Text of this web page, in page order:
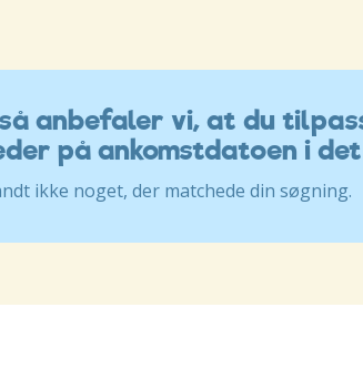
anbefaler vi, at du
på ankomstdatoen i
ikke noget, der matchede din søgning.